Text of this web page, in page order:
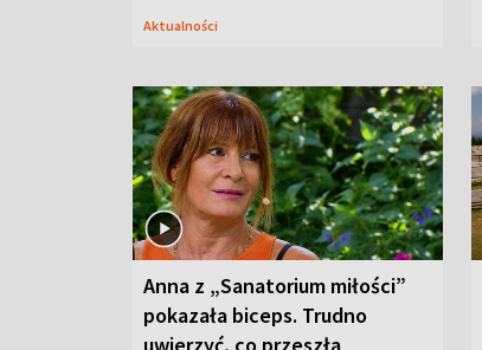
Aktualności
Anna z „Sanatorium miłości”
pokazała biceps. Trudno